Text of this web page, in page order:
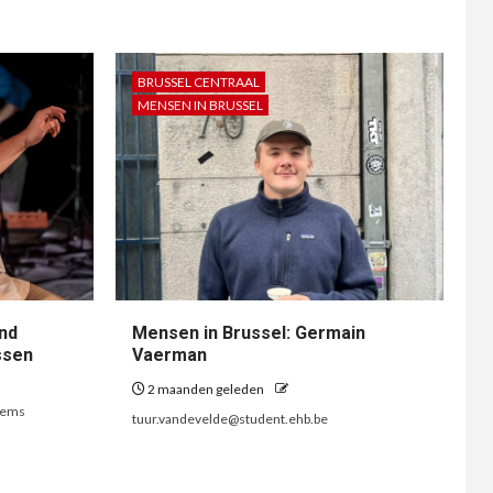
BRUSSEL CENTRAAL
MENSEN IN BRUSSEL
Mensen in Brussel: Germain
Vaerman
2 maanden geleden
tuur.vandevelde@student.ehb.be